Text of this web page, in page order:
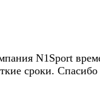
N1Sport
сроки. Спасибо